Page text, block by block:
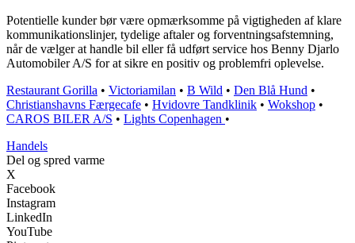
Potentielle kunder bør være opmærksomme på vigtigheden af klare
kommunikationslinjer, tydelige aftaler og forventningsafstemning,
når de vælger at handle bil eller få udført service hos Benny Djarlo
Automobiler A/S for at sikre en positiv og problemfri oplevelse.
Restaurant Gorilla • Victoriamilan • B Wild • Den Blå Hund •
Christianshavns Færgecafe • Hvidovre Tandklinik • Wokshop •
CAROS BILER A/S • Lights Copenhagen •
Handels
Del og spred varme
X
Facebook
Instagram
LinkedIn
YouTube